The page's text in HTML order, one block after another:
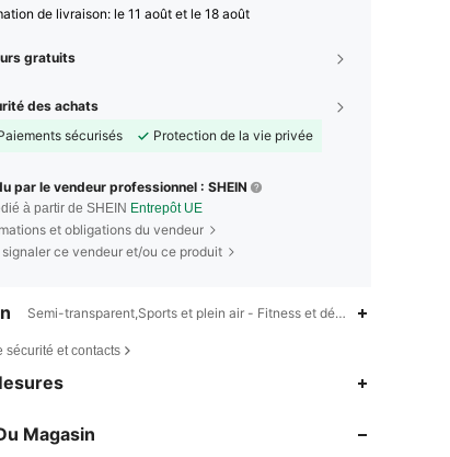
de livraison: le 11 août et le 18 août
gratuits
des achats
sécurisés
Protection de la vie privée
par le vendeur professionnel : SHEIN
à partir de SHEIN Entrepôt UE
et obligations du vendeur
signaler ce vendeur et/ou ce produit
Semi-transparent,Sports et plein air - Fitness et
sécurité et contacts
Magasin